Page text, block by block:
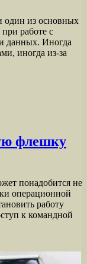
один из основных
работе с
данных. Иногда
иногда из-за
флешку
понадобится не
операционной
работу
к командной